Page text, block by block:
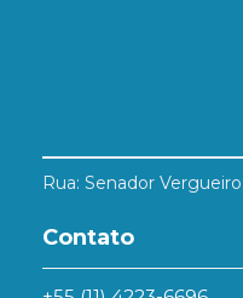
Rua: Senador
Contato